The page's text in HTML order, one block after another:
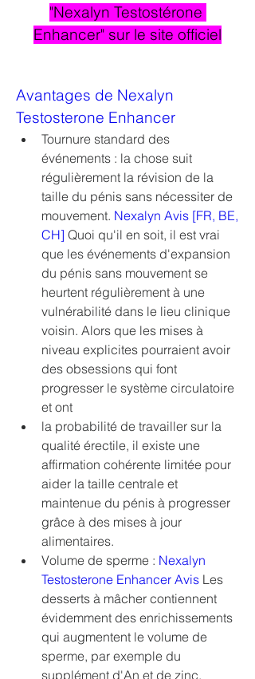
"Nexalyn Testostérone
Enhancer" sur le site officiel
Avantages de Nexalyn
Testosterone Enhancer
Tournure standard des
événements : la chose suit
régulièrement la révision de la
taille du pénis sans nécessiter de
mouvement. Nexalyn Avis [FR, BE,
CH] Quoi qu'il en soit, il est vrai
que les événements d'expansion
du pénis sans mouvement se
heurtent régulièrement à une
vulnérabilité dans le lieu clinique
voisin. Alors que les mises à
niveau explicites pourraient avoir
des obsessions qui font
progresser le système circulatoire
et ont
la probabilité de travailler sur la
qualité érectile, il existe une
affirmation cohérente limitée pour
aider la taille centrale et
maintenue du pénis à progresser
grâce à des mises à jour
alimentaires.
Volume de sperme : Nexalyn
Testosterone Enhancer Avis Les
desserts à mâcher contiennent
évidemment des enrichissements
qui augmentent le volume de
sperme, par exemple du
supplément d'An et de zinc.